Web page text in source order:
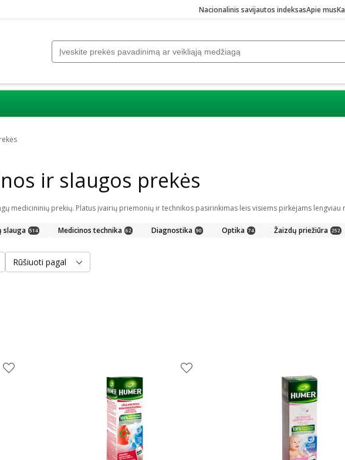
Nacionalinis savijautos indeksasApie mus
ir slaugos prekės
slauga 514 Medicinos technika 62 Diagnostika 90 Optika 74 Žaizdų priežiūra 252
Rūšiuoti pagal